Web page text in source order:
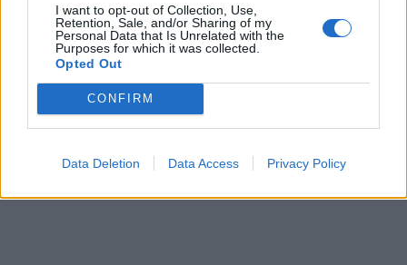
I want to opt-out of Collection, Use,
Retention, Sale, and/or Sharing of my
Personal Data that Is Unrelated with the
Purposes for which it was collected.
Opted Out
CONFIRM
Data Deletion Data Access Privacy Policy
alimentaires sans regret. (2)